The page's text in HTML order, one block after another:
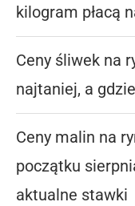
kilogram płacą
Ceny śliwek na
najtaniej, a
Ceny malin na
początku
aktualne stawki